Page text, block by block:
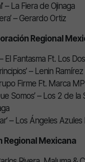
– La Fiera de Ojinaga
– Gerardo Ortiz
Regional
El Fantasma Ft. Los
– Lenin
Firme Ft. Marca MP
Somos’ – Los 2 de
– Los Ángeles
Regional Mexicana